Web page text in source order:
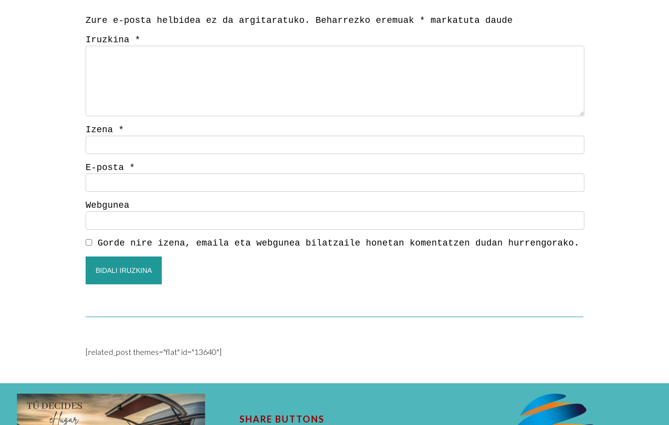
Zure e-posta helbidea ez da argitaratuko. Beharrezko eremuak * markatuta daude
Iruzkina *
Izena *
E-posta *
Webgunea
Gorde nire izena, emaila eta webgunea bilatzaile honetan komentatzen dudan hurrengorako.
[related_post themes="flat" id="13640"]
SHARE BUTTONS